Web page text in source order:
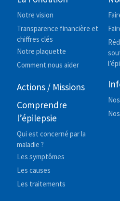
Notre vision
Transparence financière et
chiffres clés
Notre plaquette
Comment nous aider
Actions / Missions
Comprendre
l’épilepsie
Qui est concerné par la
maladie ?
Les symptômes
Les causes
Les traitements